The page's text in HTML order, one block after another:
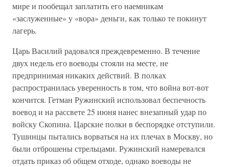
мире и пообещал заплатить его наемникам
«заслуженные» у «вора» деньги, как только те покинут
лагерь.
Царь Василий радовался преждевременно. В течение
двух недель его воеводы стояли на месте, не
предпринимая никаких действий. В полках
распространилась уверенность в том, что война вот-вот
кончится. Гетман Ружинский использовал беспечность
воевод и на рассвете 25 июня нанес внезапный удар по
войску Скопина. Царские полки в беспорядке отступили.
Тушинцы пытались ворваться на их плечах в Москву, но
были отброшены стрельцами. Ружинский намеревался
отдать приказ об общем отходе, однако воеводы не